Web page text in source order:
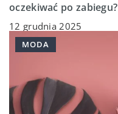
oczekiwać po zabiegu?
12 grudnia 2025
MODA